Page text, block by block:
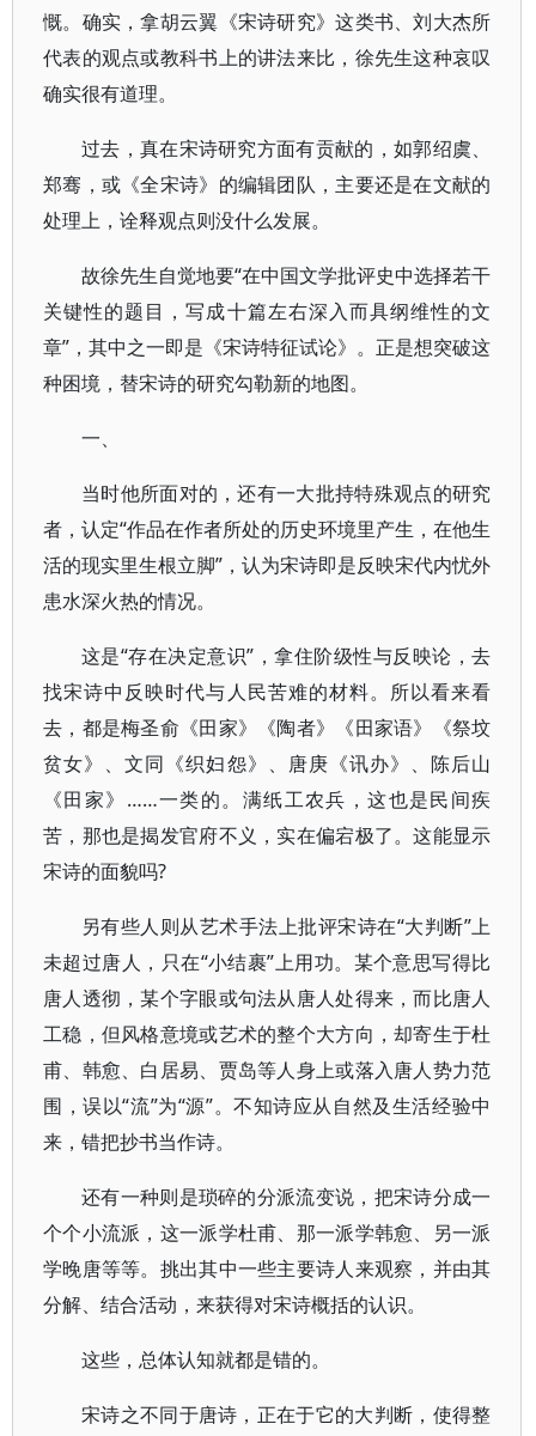
慨。确实，拿胡云翼《宋诗研究》这类书、刘大杰所
代表的观点或教科书上的讲法来比，徐先生这种哀叹
确实很有道理。
过去，真在宋诗研究方面有贡献的，如郭绍虞、
郑骞，或《全宋诗》的编辑团队，主要还是在文献的
处理上，诠释观点则没什么发展。
故徐先生自觉地要“在中国文学批评史中选择若干
关键性的题目，写成十篇左右深入而具纲维性的文
章”，其中之一即是《宋诗特征试论》。正是想突破这
种困境，替宋诗的研究勾勒新的地图。
一、
当时他所面对的，还有一大批持特殊观点的研究
者，认定“作品在作者所处的历史环境里产生，在他生
活的现实里生根立脚”，认为宋诗即是反映宋代内忧外
患水深火热的情况。
这是“存在决定意识”，拿住阶级性与反映论，去
找宋诗中反映时代与人民苦难的材料。所以看来看
去，都是梅圣俞《田家》《陶者》《田家语》《祭坟
贫女》、文同《织妇怨》、唐庚《讯办》、陈后山
《田家》……一类的。满纸工农兵，这也是民间疾
苦，那也是揭发官府不义，实在偏宕极了。这能显示
宋诗的面貌吗?
另有些人则从艺术手法上批评宋诗在“大判断”上
未超过唐人，只在“小结裹”上用功。某个意思写得比
唐人透彻，某个字眼或句法从唐人处得来，而比唐人
工稳，但风格意境或艺术的整个大方向，却寄生于杜
甫、韩愈、白居易、贾岛等人身上或落入唐人势力范
围，误以“流”为“源”。不知诗应从自然及生活经验中
来，错把抄书当作诗。
还有一种则是琐碎的分派流变说，把宋诗分成一
个个小流派，这一派学杜甫、那一派学韩愈、另一派
学晚唐等等。挑出其中一些主要诗人来观察，并由其
分解、结合活动，来获得对宋诗概括的认识。
这些，总体认知就都是错的。
宋诗之不同于唐诗，正在于它的大判断，使得整